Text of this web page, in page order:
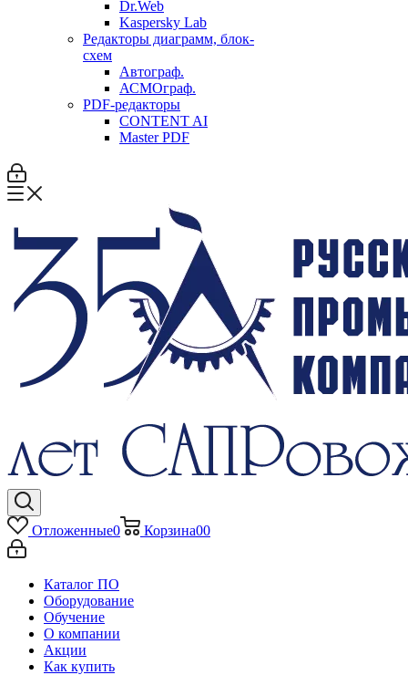
Dr.Web
Kaspersky Lab
Редакторы диаграмм, блок-
схем
Автограф.
АСМОграф.
PDF-редакторы
CONTENT AI
Master PDF
Отложенные0 Корзина00
Каталог ПО
Оборудование
Обучение
О компании
Акции
Как купить